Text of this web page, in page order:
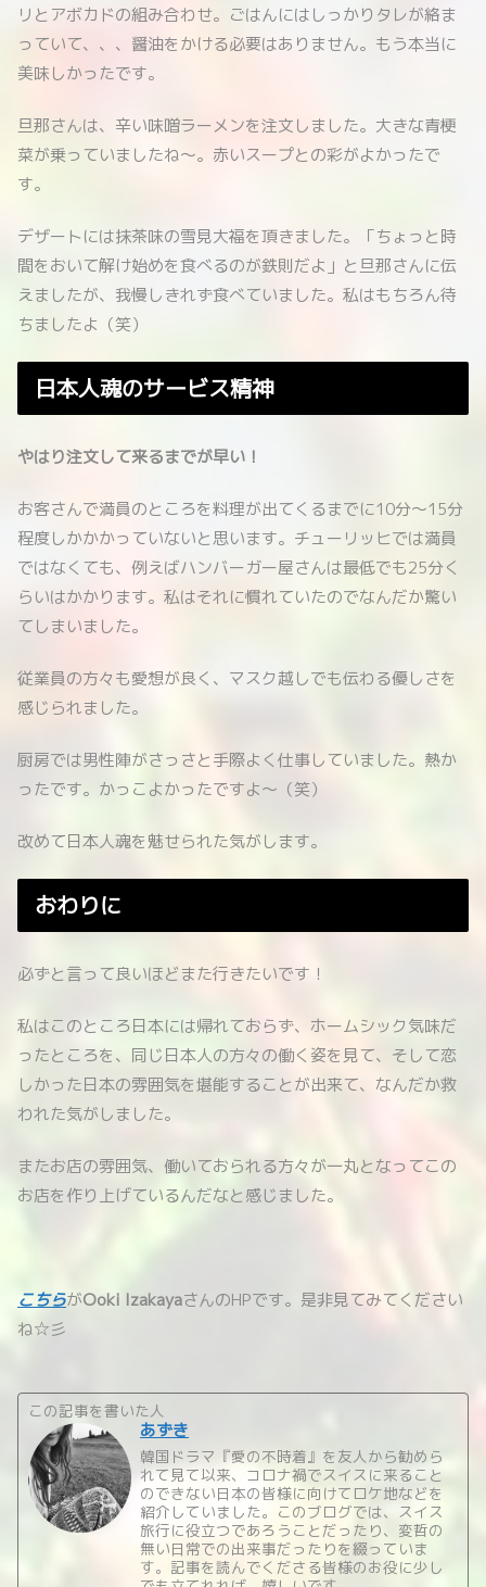
リとアボカドの組み合わせ。ごはんにはしっかりタレが絡ま
っていて、、、醤油をかける必要はありません。もう本当に
美味しかったです。
旦那さんは、辛い味噌ラーメンを注文しました。大きな青梗
菜が乗っていましたね～。赤いスープとの彩がよかったで
す。
デザートには抹茶味の雪見大福を頂きました。「ちょっと時
間をおいて解け始めを食べるのが鉄則だよ」と旦那さんに伝
えましたが、我慢しきれず食べていました。私はもちろん待
ちましたよ（笑）
日本人魂のサービス精神
やはり注文して来るまでが早い！
お客さんで満員のところを料理が出てくるまでに10分～15分
程度しかかかっていないと思います。チューリッヒでは満員
ではなくても、例えばハンバーガー屋さんは最低でも25分く
らいはかかります。私はそれに慣れていたのでなんだか驚い
てしまいました。
従業員の方々も愛想が良く、マスク越しでも伝わる優しさを
感じられました。
厨房では男性陣がさっさと手際よく仕事していました。熱か
ったです。かっこよかったですよ～（笑）
改めて日本人魂を魅せられた気がします。
おわりに
必ずと言って良いほどまた行きたいです！
私はこのところ日本には帰れておらず、ホームシック気味だ
ったところを、同じ日本人の方々の働く姿を見て、そして恋
しかった日本の雰囲気を堪能することが出来て、なんだか救
われた気がしました。
またお店の雰囲気、働いておられる方々が一丸となってこの
お店を作り上げているんだなと感じました。
こちらがOoki IzakayaさんのHPです。是非見てみてください
ね☆彡
この記事を書いた人
あずき
韓国ドラマ『愛の不時着』を友人から勧めら
れて見て以来、コロナ禍でスイスに来ること
のできない日本の皆様に向けてロケ地などを
紹介していました。このブログでは、スイス
旅行に役立つであろうことだったり、変哲の
無い日常での出来事だったりを綴っていま
す。記事を読んでくださる皆様のお役に少し